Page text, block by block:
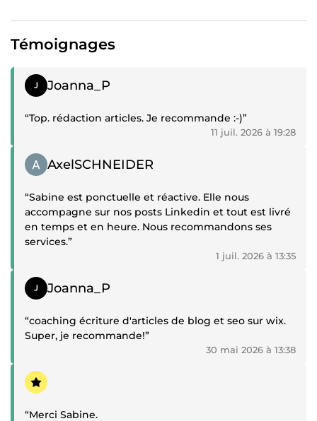
Témoignages
Témoignage positif
Joanna_P
“Top. rédaction articles. Je recommande :-)”
11 juil. 2026 à 19:28
Témoignage positif
AxelSCHNEIDER
“Sabine est ponctuelle et réactive. Elle nous
accompagne sur nos posts Linkedin et tout est livré
en temps et en heure. Nous recommandons ses
services.”
1 juil. 2026 à 13:35
Témoignage positif
Joanna_P
“coaching écriture d'articles de blog et seo sur wix.
Super, je recommande!”
30 mai 2026 à 13:38
Témoignage positif
“Merci Sabine.